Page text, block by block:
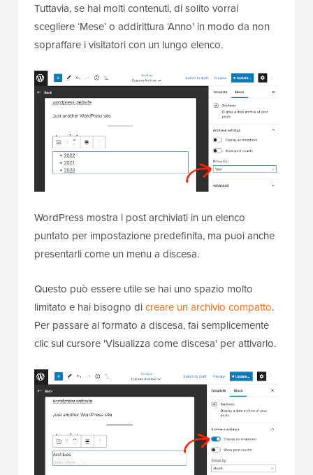
Tuttavia, se hai molti contenuti, di solito vorrai
scegliere ‘Mese’ o addirittura ‘Anno’ in modo da non
sopraffare i visitatori con un lungo elenco.
WordPress mostra i post archiviati in un elenco
puntato per impostazione predefinita, ma puoi anche
presentarli come un menu a discesa.
Questo può essere utile se hai uno spazio molto
limitato e hai bisogno dicreare un archivio compatto.
Per passare al formato a discesa, fai semplicemente
clic sul cursore 'Visualizza come discesa' per attivarlo.